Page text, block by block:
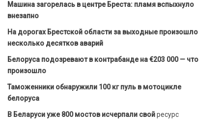
Машина загорелась в центре Бреста: пламя вспыхнуло
внезапно
На дорогах Брестской области за выходные произошло
несколько десятков аварий
Белоруса подозревают в контрабанде на €203 000 — что
произошло
Таможенники обнаружили 100 кг пуль в мотоцикле
белоруса
В Беларуси уже 800 мостов исчерпали свойресурс